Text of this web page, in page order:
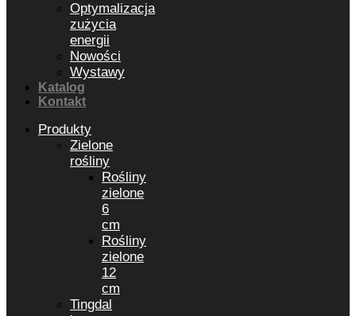
Optymalizacja
zużycia
energii
Nowości
Wystawy
Katalog
Kontakt
Produkty
Zielone
rośliny
Rośliny
zielone
6
cm
Rośliny
zielone
12
cm
Tingdal